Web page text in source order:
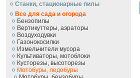
Станки, стационарные пилы
Все для сада и огорода
Бензопилы
Вертикуттеры, аэраторы
Воздуходувки
Газонокосилки
Измельчители мусора
Культиваторы, мотоблоки
Кусторезы, высоторезы
Мотобуры, ледобуры